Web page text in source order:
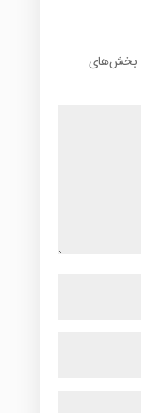
بخش‌های